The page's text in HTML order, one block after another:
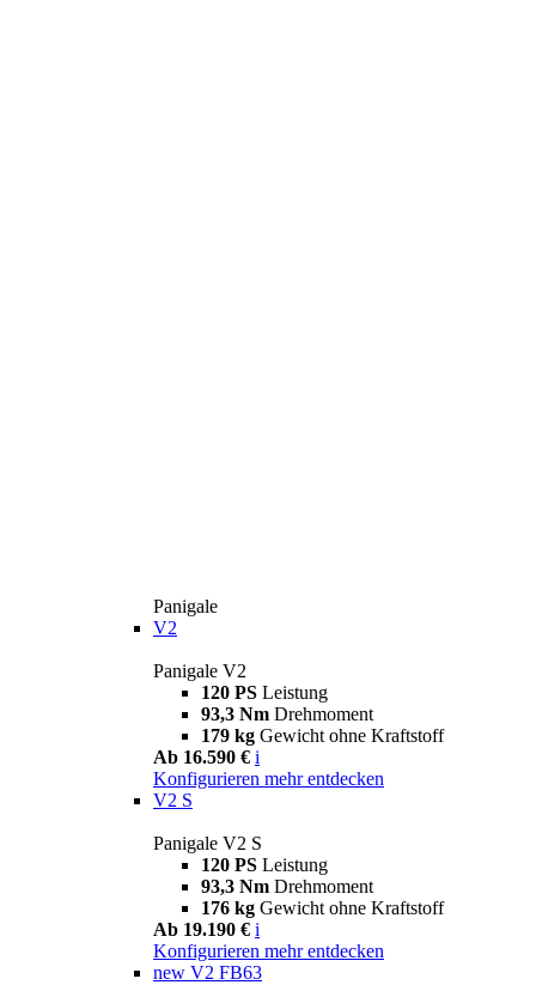
Panigale
V2
Panigale V2
120 PS Leistung
93,3 Nm Drehmoment
179 kg Gewicht ohne Kraftstoff
Ab 16.590 € i
Konfigurieren mehr entdecken
V2 S
Panigale V2 S
120 PS Leistung
93,3 Nm Drehmoment
176 kg Gewicht ohne Kraftstoff
Ab 19.190 € i
Konfigurieren mehr entdecken
new V2 FB63